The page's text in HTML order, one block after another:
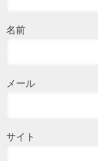
名前
メール
サイト